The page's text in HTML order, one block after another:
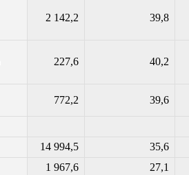
2 142,2 39,8
227,6 40,2
772,2 39,6
14 994,5 35,6
1 967,6 27,1